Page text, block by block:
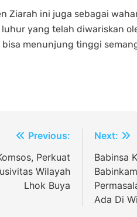
Ziarah ini juga sebagai
yang telah diwariskan
menunjung tinggi
Previous:
Perkuat
Wilayah
Lhok Buya
Next:
Babinsa
Ada Di